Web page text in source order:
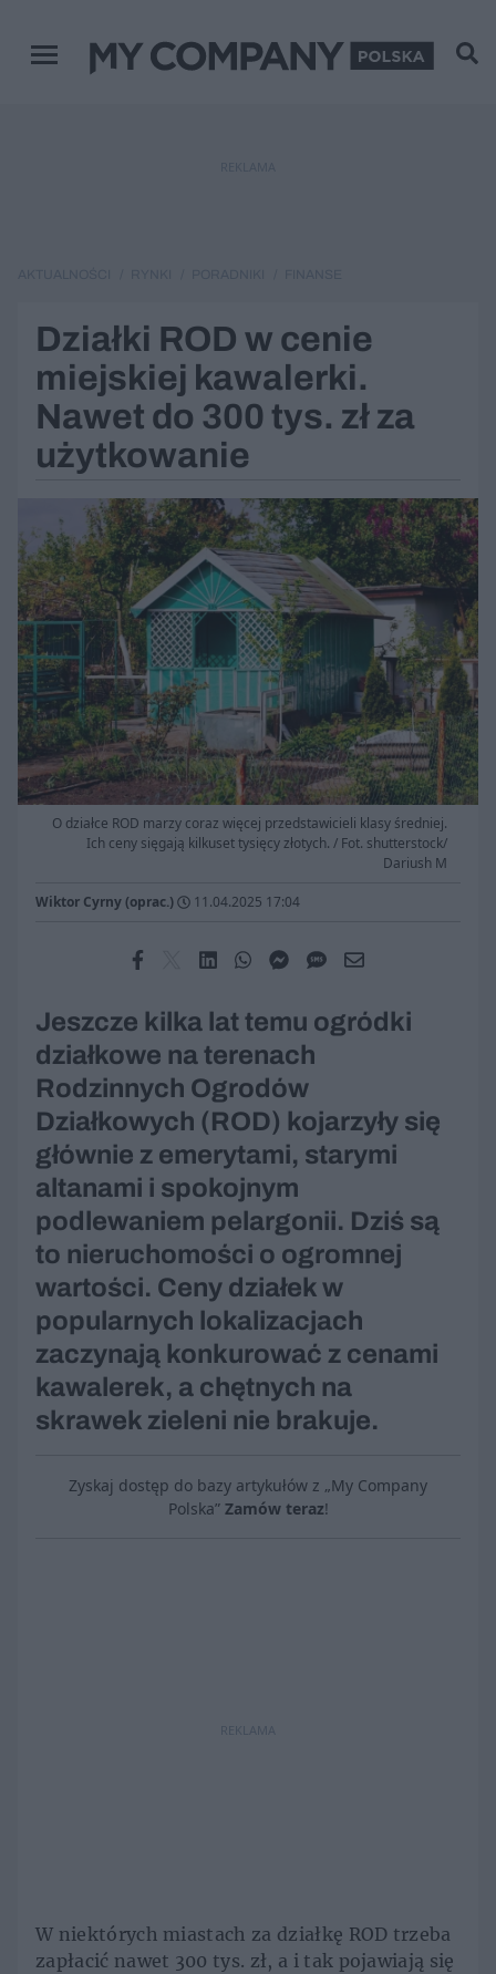
Menu główne
Działki ROD w cenie
miejskiej kawalerki.
Nawet do 300 tys. zł za
użytkowanie
O działce ROD marzy coraz więcej przedstawicieli klasy średniej.
Ich ceny sięgają kilkuset tysięcy złotych. / Fot. shutterstock/
Dariush M
Wiktor Cyrny (oprac.) 11.04.2025 17:04
Jeszcze kilka lat temu ogródki
działkowe na terenach
Rodzinnych Ogrodów
Działkowych (ROD) kojarzyły się
głównie z emerytami, starymi
altanami i spokojnym
podlewaniem pelargonii. Dziś są
to nieruchomości o ogromnej
wartości. Ceny działek w
popularnych lokalizacjach
zaczynają konkurować z cenami
kawalerek, a chętnych na
skrawek zieleni nie brakuje.
Zyskaj dostęp do bazy artykułów z „My Company
Polska” Zamów teraz!
REKLAMA
W niektórych miastach za działkę ROD trzeba
zapłacić nawet 300 tys. zł, a i tak pojawiają się